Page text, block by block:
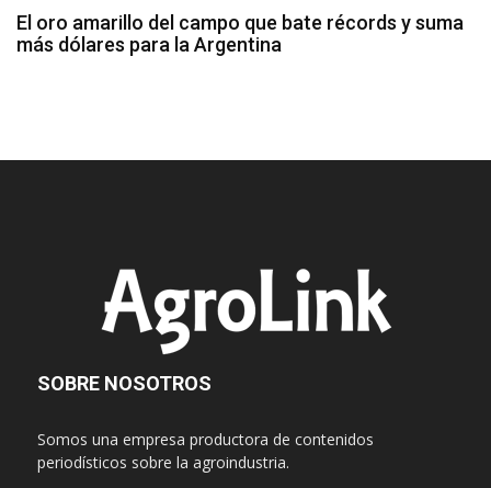
El oro amarillo del campo que bate récords y suma
más dólares para la Argentina
SOBRE NOSOTROS
Somos una empresa productora de contenidos
periodísticos sobre la agroindustria.